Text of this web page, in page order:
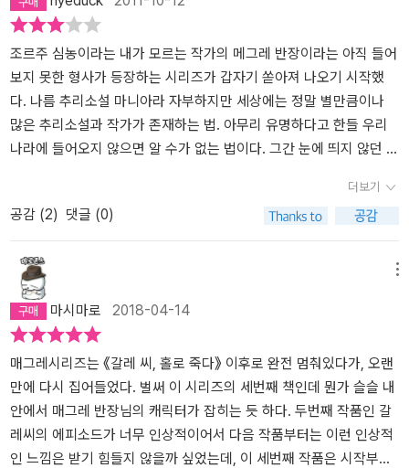
중이 볼 수 있는 유리 상자 속에서 즉흥적으로 소설을 쓰기로 한 이벤
트를 광고했다. 1시간에 최소 한 장(章)을 써서 유리 벽에 사람들이
볼 수 있도록 붙이고, 초벌 원고 그대로 출간하겠다고 약속한 것. 그러
나 사실 이 이벤트는 「파리마탱」지가 문을 닫으면서 열리지 못했다. -
문체: 한편 그는 간결한 문체로도 유명한데, 이는 그 자신이 처음 글을
쓰던 시절부터 의식적으로 기울인 노력의 결과다. 1972년 유네스코
로, 그의 독자는 3억 5천 내지 5억 명에 달한다. 실제로 그는 성숙기
에 들어서면서부터는 가능한 한 많은 언어로 번역되어 가장 많은 독
아니라 불행에 대한 소명이기 때문이다. 나는 결코 예술가가 행복할
수 있다고 생각하지 않는다” - 조르주 심농 심농이 남긴 말들 범죄란
무엇인가? 여기 40대 중반의 한 남자가 있다고 치자. 오늘은 일요일
이고, 그는 공동체에 속하는, 여느 남자와 똑같은 남자다. 5분 후 물
한 방울에 지나지 않는 어떤 하찮은 이유 때문에 그 남자가 범죄를 저
지른다. 그러면 갑자기 그는 더 이상 인간 공동체에 속하지 않는다. 그
는 괴물이 된다. 40대 중반까지 그 사회의 당당한 일원으로 살아왔는
데도, 단 5분 만에 사람들은 그를 혐오의 눈길로 바라본다. 그는 더 이
상 사회에 속하지 않는다. 당신이 재판에 참석해 본 적이 있는지 모르
조르주 심농이라는 내가 모르는 작가의 메그레 반장이라는 아직 들어
보지 못한 형사가 등장하는 시리즈가 갑자기 쏟아져 나오기 시작했
다. 나름 추리소설 마니아라 자부하지만 세상에는 정말 별만큼이나
많은 추리소설과 작가가 존재하는 법. 아무리 유명하다고 한들 우리
나라에 들어오지 않으면 알 수가 없는 법이다. 그간 눈에 띄지 않던 작
열 몇권에 이르는 시리즈가 거의 동시에 출간됬다. 이렇듯 눈에 확 띌
정도로 많은 물량이 한꺼번에 나오니 아무래도 호기심을 참을수가 없
어 일단 이 한권만 먼저 구입해서 읽었다. 마침 이게 중고샵에 제일 먼
저 나와서 세번째에 해당하는 이것부터 보게됬다. 추리소설이야 뭐
꼭 순서가 중요한건 아니니까.음식을 만들때 심심한건 좀 모자른듯
하지만 마침 맞은거고 싱거운건 잘못 만든거다. 전자는 솜씨있는 사
람의 실력이요 후자는 보통사람의 솜씨다. 짠거 보다는 낫지만 그래
도 약간 무언가 부족한게 있다는 뜻이다. 과하게 많은 트릭이나 지나
치게 현란한 기교보다는 확실히 볼만하지만 무언가 부족한듯 하기도
하다. 이 책은 말하자면 심심한것과 싱거운것 둘 중에 하난데 어느쪽
인지 아직 확실하게 알지를 못하겠다. 잘보면 약간 심심하지만 과하
지 않게 잘 만든듯 싶기도 한데 다시 보면 사건이 너무 밍밍하니 싱거
더보기
공감 (2) 댓글 (0)
마시마로 2018-04-14
매그레시리즈는 《갈레 씨, 홀로 죽다》 이후로 완전 멈춰있다가, 오랜
만에 다시 집어들었다. 벌써 이 시리즈의 세번째 책인데 뭔가 슬슬 내
안에서 매그레 반장님의 캐릭터가 잡히는 듯 하다. 두번째 작품인 갈
레씨의 에피소드가 너무 인상적이어서 다음 작품부터는 이런 인상적
인 느낌은 받기 힘들지 않을까 싶었는데, 이 세번째 작품은 시작부터